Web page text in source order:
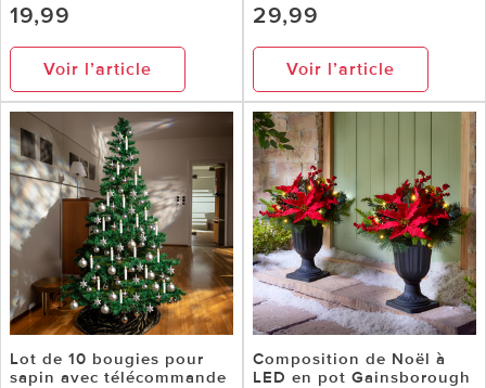
19,99
Voir l’article
29,99
Voir l’article
Lot de 10 bougies pour
sapin avec télécommande
Composition de Noël à
LED en pot Gainsborough